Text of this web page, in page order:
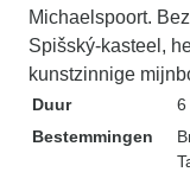
Michaelspoort.
Spišský-kasteel,
kunstzinnige
Duur
6
Bestemmingen